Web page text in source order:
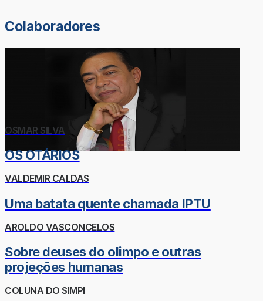
Colaboradores
OSMAR SILVA
OS OTÁRIOS
VALDEMIR CALDAS
Uma batata quente chamada IPTU
AROLDO VASCONCELOS
Sobre deuses do olimpo e outras
projeções humanas
COLUNA DO SIMPI